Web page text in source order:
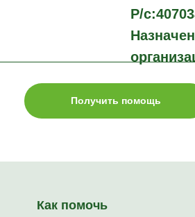
Р/
Получить помощь
Как помочь